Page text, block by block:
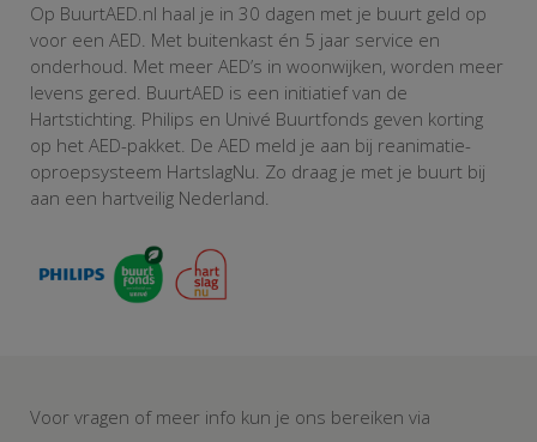
Op BuurtAED.nl haal je in 30 dagen met je buurt geld op
voor een AED. Met buitenkast én 5 jaar service en
onderhoud. Met meer AED’s in woonwijken, worden meer
levens gered. BuurtAED is een initiatief van de
Hartstichting. Philips en Univé Buurtfonds geven korting
op het AED-pakket. De AED meld je aan bij reanimatie-
oproepsysteem HartslagNu. Zo draag je met je buurt bij
aan een hartveilig Nederland.
Voor vragen of meer info kun je ons bereiken via